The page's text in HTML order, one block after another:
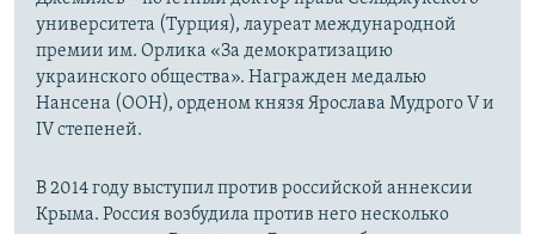
университета (Турция), лауреат международной
премии им. Орлика «За демократизацию
украинского общества». Награжден медалью
Нансена (ООН), орденом князя Ярослава Мудрого V и
IV степеней.
В 2014 году выступил против российской аннексии
Крыма. Россия возбудила против него несколько